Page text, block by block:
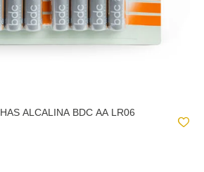
ALCALINA BDC AA LR06